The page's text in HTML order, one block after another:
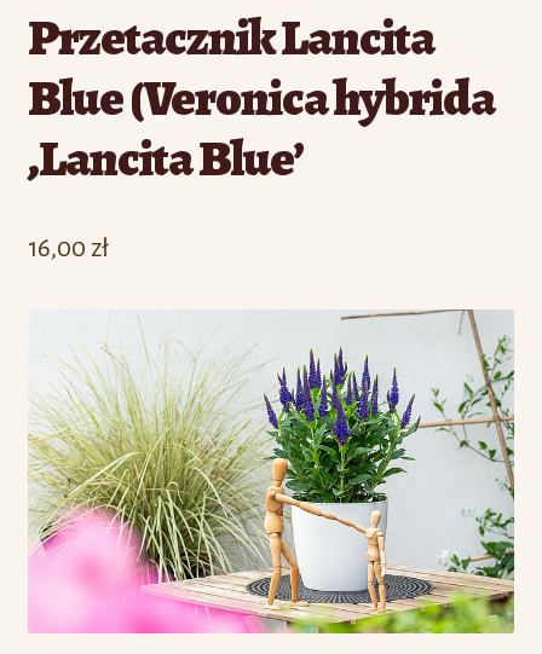
Przetacznik Lancita
Blue (Veronica hybrida
‚Lancita Blue’
16,00 zł